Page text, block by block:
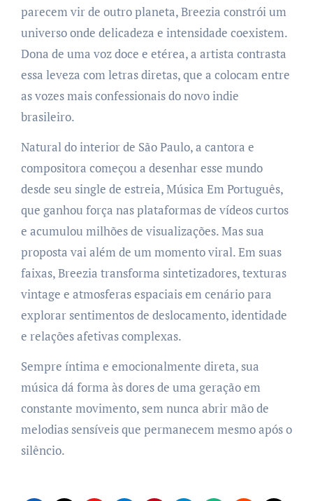
parecem vir de outro planeta, Breezia constrói um
universo onde delicadeza e intensidade coexistem.
Dona de uma voz doce e etérea, a artista contrasta
essa leveza com letras diretas, que a colocam entre
as vozes mais confessionais do novo indie
brasileiro.
Natural do interior de São Paulo, a cantora e
compositora começou a desenhar esse mundo
desde seu single de estreia, Música Em Português,
que ganhou força nas plataformas de vídeos curtos
e acumulou milhões de visualizações. Mas sua
proposta vai além de um momento viral. Em suas
faixas, Breezia transforma sintetizadores, texturas
vintage e atmosferas espaciais em cenário para
explorar sentimentos de deslocamento, identidade
e relações afetivas complexas.
Sempre íntima e emocionalmente direta, sua
música dá forma às dores de uma geração em
constante movimento, sem nunca abrir mão de
melodias sensíveis que permanecem mesmo após o
silêncio.